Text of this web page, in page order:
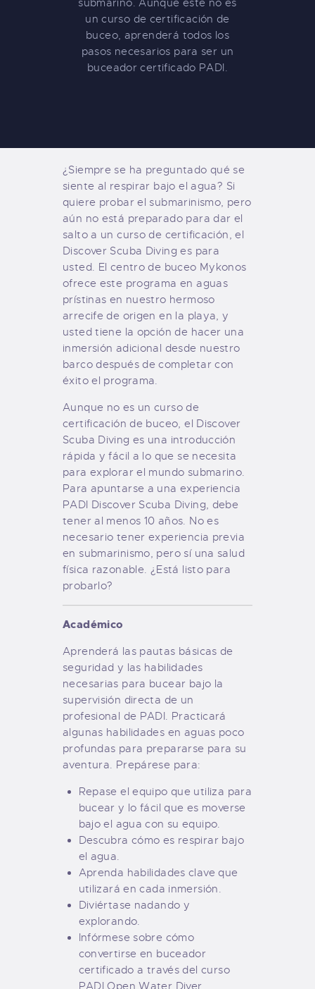
submarino. Aunque este no es
un curso de certificación de
buceo, aprenderá todos los
pasos necesarios para ser un
buceador certificado PADI.
¿Siempre se ha preguntado qué se
siente al respirar bajo el agua? Si
quiere probar el submarinismo, pero
aún no está preparado para dar el
salto a un curso de certificación, el
Discover Scuba Diving es para
usted. El centro de buceo Mykonos
ofrece este programa en aguas
prístinas en nuestro hermoso
arrecife de origen en la playa, y
usted tiene la opción de hacer una
inmersión adicional desde nuestro
barco después de completar con
éxito el programa.
Aunque no es un curso de
certificación de buceo, el Discover
Scuba Diving es una introducción
rápida y fácil a lo que se necesita
para explorar el mundo submarino.
Para apuntarse a una experiencia
PADI Discover Scuba Diving, debe
tener al menos 10 años. No es
necesario tener experiencia previa
en submarinismo, pero sí una salud
física razonable. ¿Está listo para
probarlo?
Académico
Aprenderá las pautas básicas de
seguridad y las habilidades
necesarias para bucear bajo la
supervisión directa de un
profesional de PADI. Practicará
algunas habilidades en aguas poco
profundas para prepararse para su
aventura. Prepárese para:
Repase el equipo que utiliza para
bucear y lo fácil que es moverse
bajo el agua con su equipo.
Descubra cómo es respirar bajo
el agua.
Aprenda habilidades clave que
utilizará en cada inmersión.
Diviértase nadando y
explorando.
Infórmese sobre cómo
convertirse en buceador
certificado a través del curso
PADI Open Water Diver.